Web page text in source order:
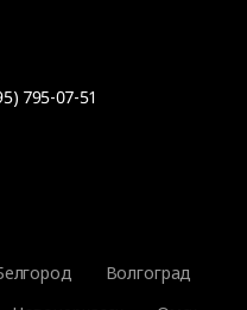
795-07-51
Волгоград